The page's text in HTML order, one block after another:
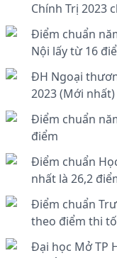
Chính Trị 2023
Điểm chuẩn
Nội lấy từ 16
ĐH Ngoại
2023 (Mới nhất)
Điểm chuẩn
điểm
Điểm chuẩn
nhất là 26,2
Điểm chuẩn
theo điểm thi
Đại học Mở TP